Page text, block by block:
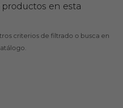
productos en esta
criterios de filtrado o busca en